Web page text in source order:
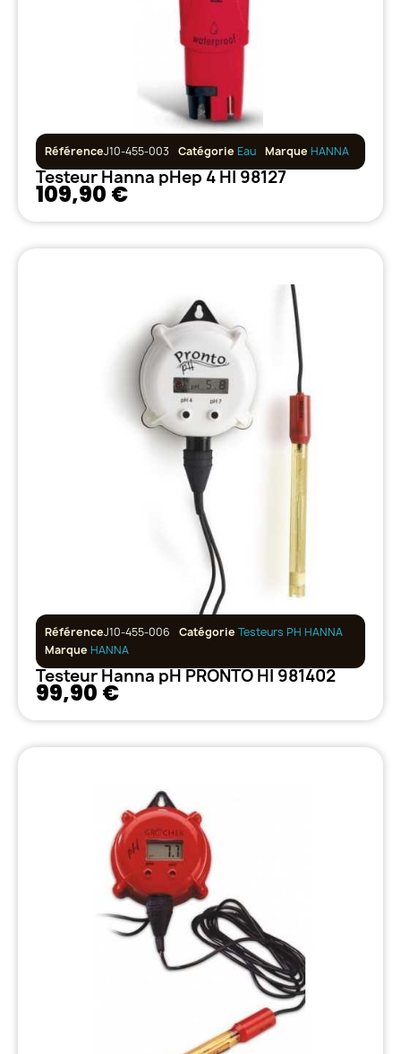
RéférenceJ10-455-003 Catégorie Eau Marque HANNA
Testeur Hanna pHep 4 HI 98127
109,90 €
RéférenceJ10-455-006 Catégorie Testeurs PH HANNA
Marque HANNA
Testeur Hanna pH PRONTO HI 981402
99,90 €